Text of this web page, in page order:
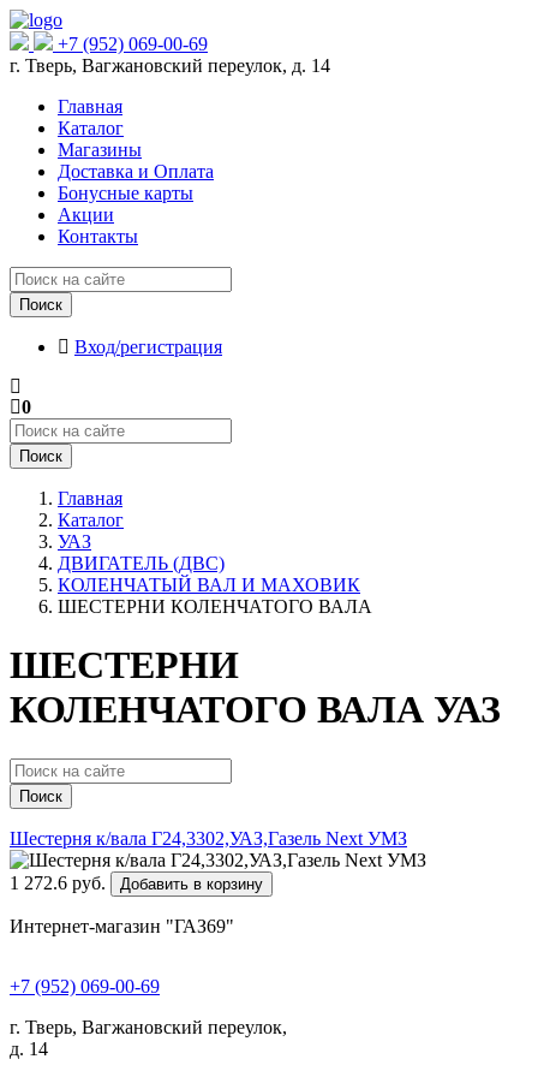
+7 (952) 069-00-69
г. Тверь, Вагжановский переулок, д. 14
Главная
Каталог
Магазины
Доставка и Оплата
Бонусные карты
Акции
Контакты
Поиск
Вход/регистрация
0
Поиск
Главная
Каталог
УАЗ
ДВИГАТЕЛЬ (ДВС)
КОЛЕНЧАТЫЙ ВАЛ И МАХОВИК
ШЕСТЕРНИ КОЛЕНЧАТОГО ВАЛА
ШЕСТЕРНИ
КОЛЕНЧАТОГО ВАЛА УАЗ
Поиск
Шестерня к/вала Г24,3302,УАЗ,Газель Next УМЗ
1 272.6 руб. Добавить в корзину
Интернет-магазин "ГАЗ69"
+7 (952) 069-00-69
г. Тверь, Вагжановский переулок,
д. 14